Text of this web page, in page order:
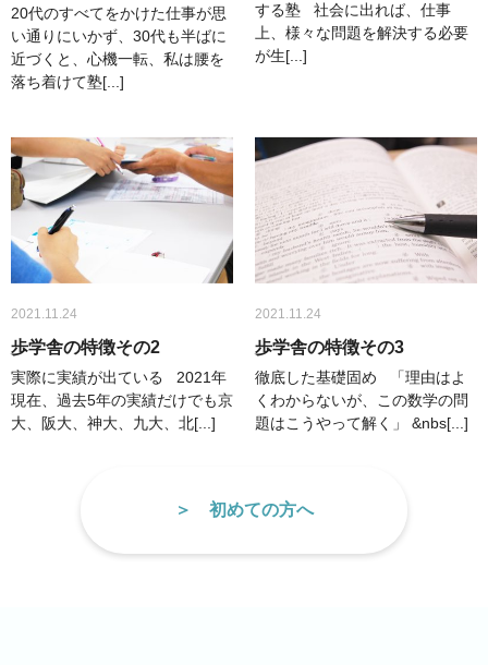
20代のすべてをかけた仕事が思
い通りにいかず、30代も半ばに
近づくと、心機一転、私は腰を
落ち着けて塾[...]
する塾 社会に出れば、仕事
上、様々な問題を解決する必要
が生[...]
2021.11.24
歩学舎の特徴その2
実際に実績が出ている 2021年
現在、過去5年の実績だけでも京
大、阪大、神大、九大、北[...]
2021.11.24
歩学舎の特徴その3
徹底した基礎固め 「理由はよ
くわからないが、この数学の問
題はこうやって解く」 &nbs[...]
初めての方へ